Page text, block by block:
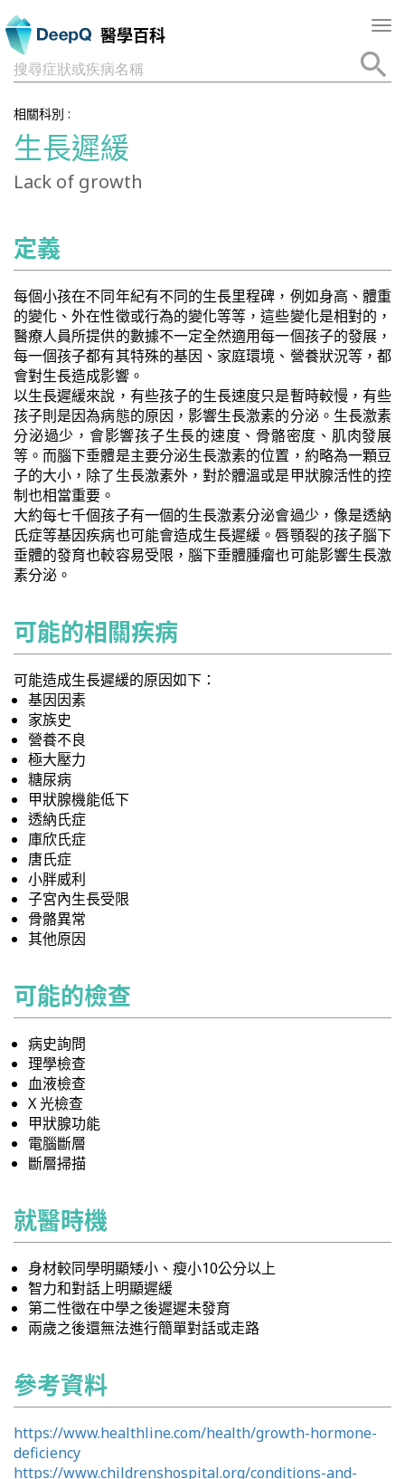
醫學百科
搜尋症狀或疾病名稱
相關科別 :
生長遲緩
Lack of growth
定義
每個小孩在不同年紀有不同的生長里程碑，例如身高、體重
的變化、外在性徵或行為的變化等等，這些變化是相對的，
醫療人員所提供的數據不一定全然適用每一個孩子的發展，
每一個孩子都有其特殊的基因、家庭環境、營養狀況等，都
會對生長造成影響。
以生長遲緩來說，有些孩子的生長速度只是暫時較慢，有些
孩子則是因為病態的原因，影響生長激素的分泌。生長激素
分泌過少，會影響孩子生長的速度、骨骼密度、肌肉發展
等。而腦下垂體是主要分泌生長激素的位置，約略為一顆豆
子的大小，除了生長激素外，對於體溫或是甲狀腺活性的控
制也相當重要。
大約每七千個孩子有一個的生長激素分泌會過少，像是透納
氏症等基因疾病也可能會造成生長遲緩。唇顎裂的孩子腦下
垂體的發育也較容易受限，腦下垂體腫瘤也可能影響生長激
素分泌。
可能的相關疾病
可能造成生長遲緩的原因如下：
基因因素
家族史
營養不良
極大壓力
糖尿病
甲狀腺機能低下
透納氏症
庫欣氏症
唐氏症
小胖威利
子宮內生長受限
骨骼異常
其他原因
可能的檢查
病史詢問
理學檢查
血液檢查
X 光檢查
甲狀腺功能
電腦斷層
斷層掃描
就醫時機
身材較同學明顯矮小、瘦小10公分以上
智力和對話上明顯遲緩
第二性徵在中學之後遲遲未發育
兩歲之後還無法進行簡單對話或走路
參考資料
https://www.healthline.com/health/growth-hormone-
deficiency
https://www.childrenshospital.org/conditions-and-